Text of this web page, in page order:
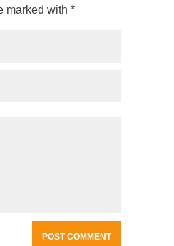
marked with *